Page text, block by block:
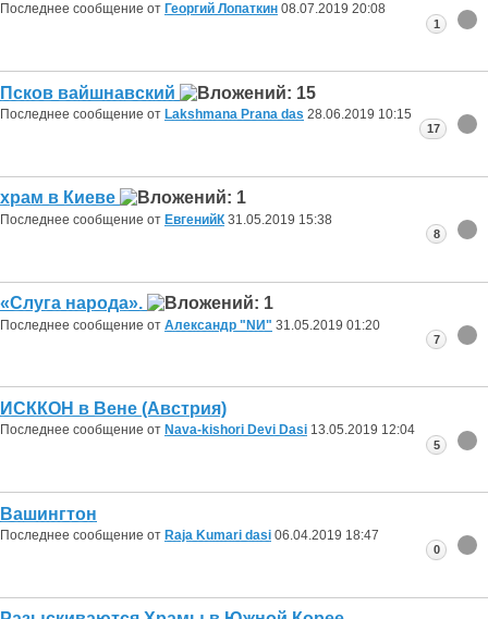
Последнее сообщение от Георгий Лопаткин 08.07.2019 20:08
1
Псков вайшнавский
Последнее сообщение от Lakshmana Prana das 28.06.2019 10:15
17
храм в Киеве
Последнее сообщение от ЕвгенийК 31.05.2019 15:38
8
«Слуга народа».
Последнее сообщение от Александр "NИ" 31.05.2019 01:20
7
ИСККОН в Вене (Австрия)
Последнее сообщение от Nava-kishori Devi Dasi 13.05.2019 12:04
5
Вашингтон
Последнее сообщение от Raja Kumari dasi 06.04.2019 18:47
0